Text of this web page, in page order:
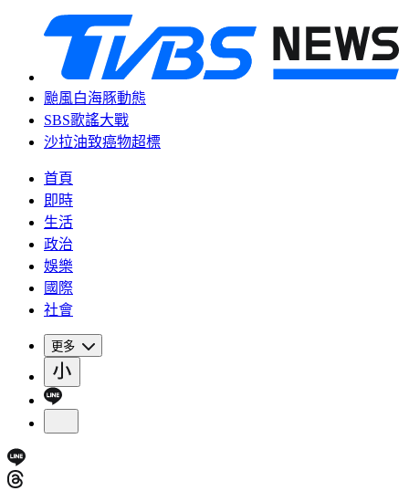
颱風白海豚動態
SBS歌謠大戰
沙拉油致癌物超標
首頁
即時
生活
政治
娛樂
國際
社會
更多